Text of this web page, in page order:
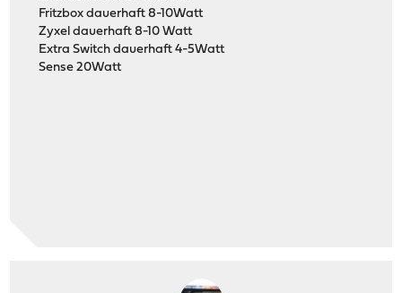
Fritzbox dauerhaft 8-10Watt
Zyxel dauerhaft 8-10 Watt
Extra Switch dauerhaft 4-5Watt
Sense 20Watt